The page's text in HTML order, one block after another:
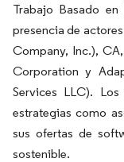
Trabajo Basado
presencia de
Company, Inc.),
Corporation y
Services LLC).
estrategias como
sus ofertas de
sostenible.